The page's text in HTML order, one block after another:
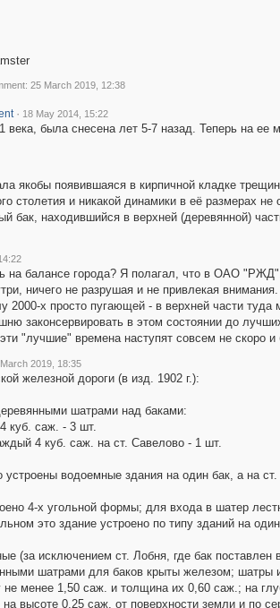
25 March 2019, 12:38
· 18 May 2014, 15:22
века, была снесена лет 5-7 назад. Теперь на ее
якобы появившаяся в кирпичной кладке
столетия и никакой динамики в её размерах
бак, находившийся в верхней (деревянной)
на балансе города? Я полагал, что в ОАО
ничего не разрушая и не привлекая внимания.
2000-х просто пугающей - в верхней части
законсервировать в этом состоянии до
"лучшие" времена наступят совсем не скоро
2019, 18:35
железной дороги (в изд. 1902 г.):
шатрами над баками:
куб. саж. - 3 шт.
4 куб. саж. на ст. Савелово - 1 шт.
водоемные здания на один бак, а на
4-х угольной формы; для входа в шатер
это здание устроено по типу зданий на
(за исключением ст. Лобня, где бак
шатрами для баков крыты железом;
менее 1,50 саж. и толщина их 0,60 саж.; на
высоте 0,25 саж. от поверхности земли и по